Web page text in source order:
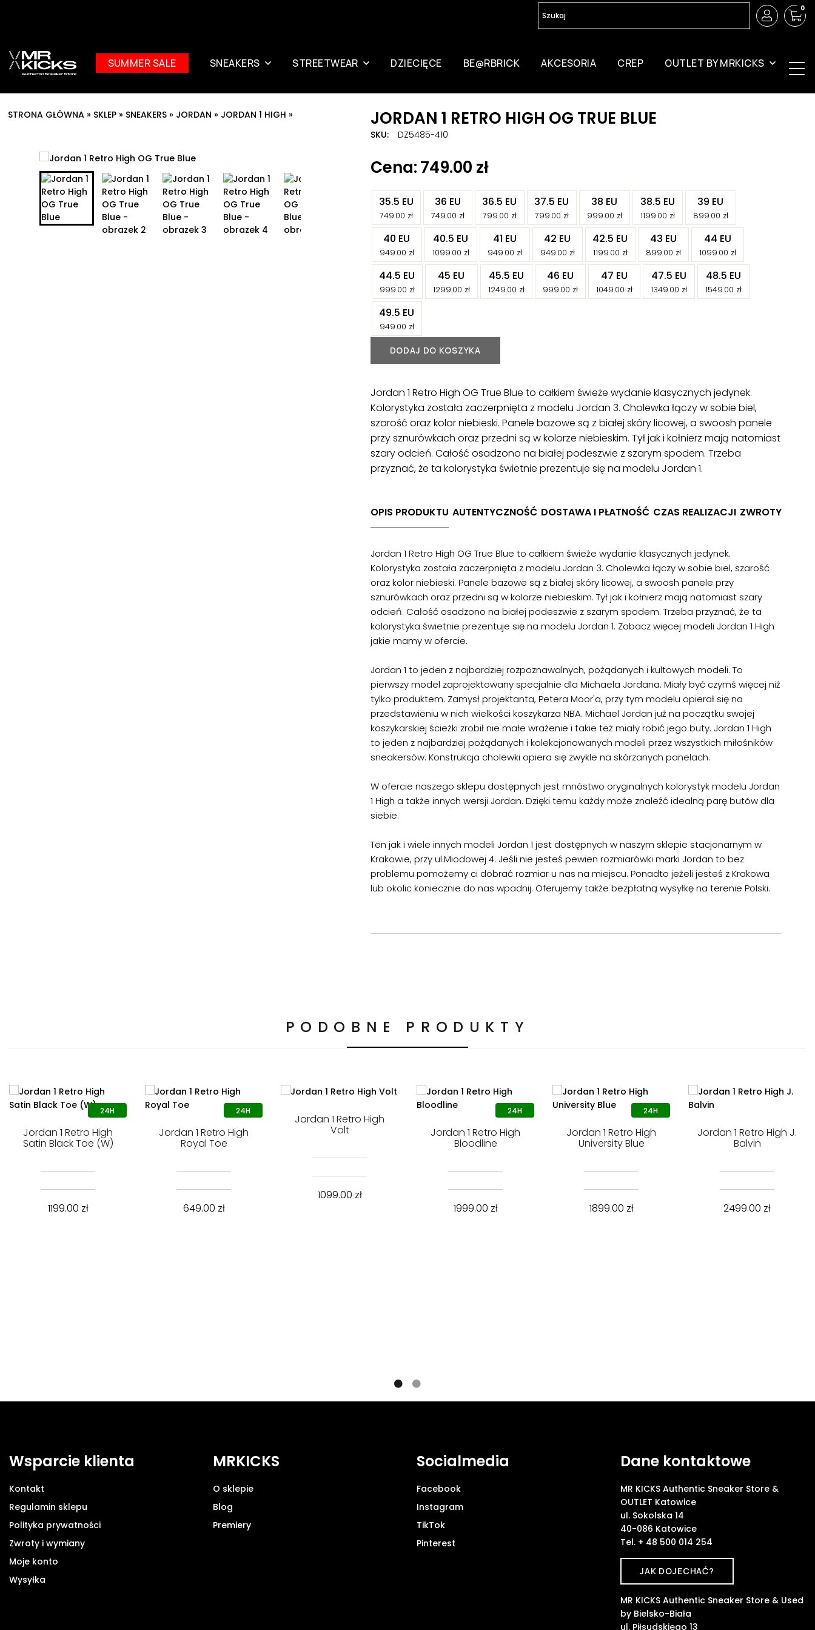
SUMMER SALE SNEAKERS STREETWEAR DZIECIĘCE BE@RBRICK AKCESORIA CREP OUTLET BY MRKICKS
0
STRONA GŁÓWNA » SKLEP » SNEAKERS » JORDAN » JORDAN 1 HIGH » JORDAN 1 RETRO HIGH OG TRUE BLUE
JORDAN 1 RETRO HIGH OG TRUE BLUE
749.00 zł
Jordan 1 Retro High OG True Blue to całkiem świeże wydanie klasycznych jedynek.
Kolorystyka została zaczerpnięta z modelu Jordan 3. Cholewka łączy w sobie biel,
szarość oraz kolor niebieski. Panele bazowe są z białej skóry licowej, a swoosh panele
przy sznurówkach oraz przedni są w kolorze niebieskim. Tył jak i kołnierz mają natomiast
szary odcień. Całość osadzono na białej podeszwie z szarym spodem. Trzeba
przyznać, że ta kolorystyka świetnie prezentuje się na modelu Jordan 1.
-
35.5 EU
-
749.00 zł
-
36 EU
-
749.00 zł
-
36.5 EU
-
799.00 zł
-
37.5 EU
-
799.00 zł
-
38 EU
-
999.00 zł
-
38.5 EU
-
1199.00 zł
-
39 EU
-
899.00 zł
-
40 EU
-
949.00 zł
-
40.5 EU
-
1099.00 zł
-
41 EU
-
949.00 zł
-
42 EU
-
949.00 zł
-
42.5 EU
-
1199.00 zł
-
43 EU
-
899.00 zł
-
44 EU
-
1099.00 zł
-
44.5 EU
-
999.00 zł
-
45 EU
-
1299.00 zł
-
45.5 EU
-
1249.00 zł
-
46 EU
-
999.00 zł
-
47 EU
-
1049.00 zł
-
47.5 EU
-
1349.00 zł
-
48.5 EU
-
1549.00 zł
-
49.5 EU
-
949.00 zł
DODAJ DO KOSZYKA
SKU:
DZ5485-410
OPIS PRODUKTU
Jordan 1 Retro High OG True Blue to całkiem świeże wydanie klasycznych jedynek.
Kolorystyka została zaczerpnięta z modelu Jordan 3. Cholewka łączy w sobie biel, szarość
oraz kolor niebieski. Panele bazowe są z białej skóry licowej, a swoosh panele przy
sznurówkach oraz przedni są w kolorze niebieskim. Tył jak i kołnierz mają natomiast szary
odcień. Całość osadzono na białej podeszwie z szarym spodem. Trzeba przyznać, że ta
kolorystyka świetnie prezentuje się na modelu Jordan 1. Zobacz więcej modeli Jordan 1 High
jakie mamy w ofercie.
Jordan 1 to jeden z najbardziej rozpoznawalnych, pożądanych i kultowych modeli. To
pierwszy model zaprojektowany specjalnie dla Michaela Jordana. Miały być czymś więcej niż
tylko produktem. Zamysł projektanta, Petera Moor'a, przy tym modelu opierał się na
przedstawieniu w nich wielkości koszykarza NBA. Michael Jordan już na początku swojej
koszykarskiej ścieżki zrobił nie małe wrażenie i takie też miały robić jego buty. Jordan 1 High
to jeden z najbardziej pożądanych i kolekcjonowanych modeli przez wszystkich miłośników
sneakersów. Konstrukcja cholewki opiera się zwykle na skórzanych panelach.
W ofercie naszego sklepu dostępnych jest mnóstwo oryginalnych kolorystyk modelu Jordan
1 High a także innych wersji Jordan. Dzięki temu każdy może znaleźć idealną parę butów dla
siebie.
Ten jak i wiele innych modeli Jordan 1 jest dostępnych w naszym sklepie stacjonarnym w
Krakowie, przy ul.Miodowej 4. Jeśli nie jesteś pewien rozmiarówki marki Jordan to bez
problemu pomożemy ci dobrać rozmiar u nas na miejscu. Ponadto jeżeli jesteś z Krakowa
lub okolic koniecznie do nas wpadnij. Oferujemy także bezpłatną wysyłkę na terenie Polski.
AUTENTYCZNOŚĆ DOSTAWA I PŁATNOŚĆ CZAS REALIZACJI ZWROTY
PODOBNE PRODUKTY
Jordan 1 Retro High
Satin Black Toe (W)
1199.00 zł
Jordan 1 Retro High
Royal Toe
649.00 zł
Jordan 1 Retro High
Volt
1099.00 zł
Jordan 1 Retro High
Bloodline
1999.00 zł
Jordan 1 Retro High
University Blue
1899.00 zł
Jordan 1 Retro High J.
Balvin
2499.00 zł
Wsparcie klienta
Kontakt
Regulamin sklepu
Polityka prywatności
Zwroty i wymiany
Moje konto
Wysyłka
MRKICKS
O sklepie
Blog
Premiery
Socialmedia
Facebook
Instagram
TikTok
Pinterest
Dane kontaktowe
MR KICKS Authentic Sneaker Store &
OUTLET Katowice
ul. Sokolska 14
40-086 Katowice
Tel. + 48 500 014 254
JAK DOJECHAĆ?
MR KICKS Authentic Sneaker Store & Used
by Bielsko-Biała
ul. Piłsudskiego 13